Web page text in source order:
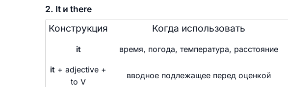
2. It и there
Конструкция Когда использовать
it время, погода, температура, расстояние
it + adjective +
to V
вводное подлежащее перед оценкой